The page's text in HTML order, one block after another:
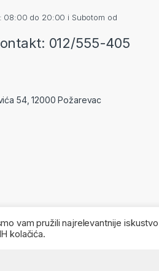
08:00 do 20:00 i Subotom od
012/555-405
54, 12000 Požarevac
vam pružili najrelevantnije
kolačića.